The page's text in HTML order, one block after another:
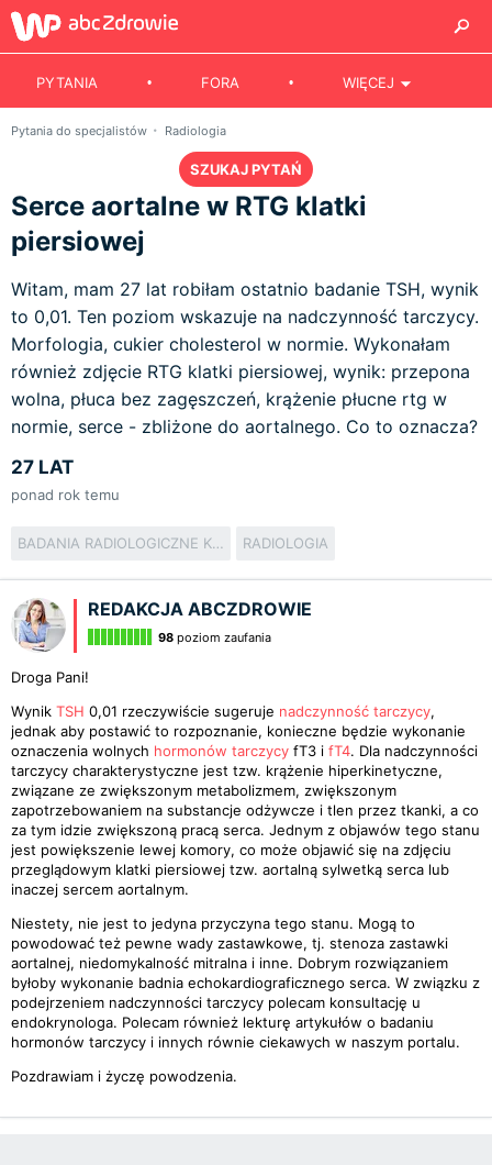
PYTANIA FORA WIĘCEJ
Pytania do specjalistów Radiologia
SZUKAJ PYTAŃ
Serce aortalne w RTG klatki
piersiowej
Witam, mam 27 lat robiłam ostatnio badanie TSH, wynik
to 0,01. Ten poziom wskazuje na nadczynność tarczycy.
Morfologia, cukier cholesterol w normie. Wykonałam
również zdjęcie RTG klatki piersiowej, wynik: przepona
wolna, płuca bez zagęszczeń, krążenie płucne rtg w
normie, serce - zbliżone do aortalnego. Co to oznacza?
27 LAT
ponad rok temu
BADANIA RADIOLOGICZNE KLATKI PIERSIOWEJ RADIOLOGIA
REDAKCJA ABCZDROWIE
98 poziom zaufania
Droga Pani!
Wynik TSH 0,01 rzeczywiście sugeruje nadczynność tarczycy,
jednak aby postawić to rozpoznanie, konieczne będzie wykonanie
oznaczenia wolnych hormonów tarczycy fT3 i fT4. Dla nadczynności
tarczycy charakterystyczne jest tzw. krążenie hiperkinetyczne,
związane ze zwiększonym metabolizmem, zwiększonym
zapotrzebowaniem na substancje odżywcze i tlen przez tkanki, a co
za tym idzie zwiększoną pracą serca. Jednym z objawów tego stanu
jest powiększenie lewej komory, co może objawić się na zdjęciu
przeglądowym klatki piersiowej tzw. aortalną sylwetką serca lub
inaczej sercem aortalnym.
Niestety, nie jest to jedyna przyczyna tego stanu. Mogą to
powodować też pewne wady zastawkowe, tj. stenoza zastawki
aortalnej, niedomykalność mitralna i inne. Dobrym rozwiązaniem
byłoby wykonanie badnia echokardiograficznego serca. W związku z
podejrzeniem nadczynności tarczycy polecam konsultację u
endokrynologa. Polecam również lekturę artykułów o badaniu
hormonów tarczycy i innych równie ciekawych w naszym portalu.
Pozdrawiam i życzę powodzenia.